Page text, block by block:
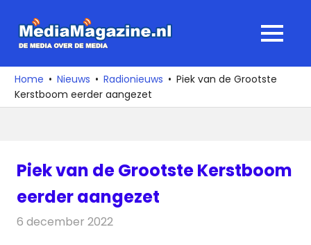
naar
media
over
de
MENU
Home Nieuws Radionieuws
Piek van de Grootste
Kerstboom eerder aangezet
Piek van de Grootste Kerstboom
eerder aangezet
6 december 2022